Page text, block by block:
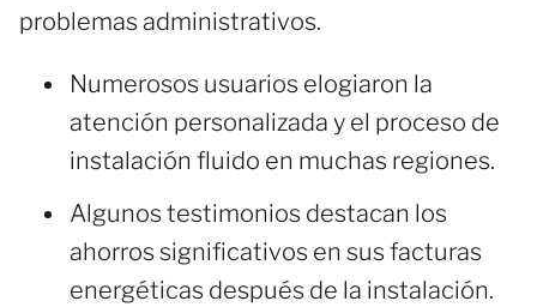
problemas administrativos.
Numerosos usuarios elogiaron la
atención personalizada y el proceso de
instalación fluido en muchas regiones.
Algunos testimonios destacan los
ahorros significativos en sus facturas
energéticas después de la instalación.